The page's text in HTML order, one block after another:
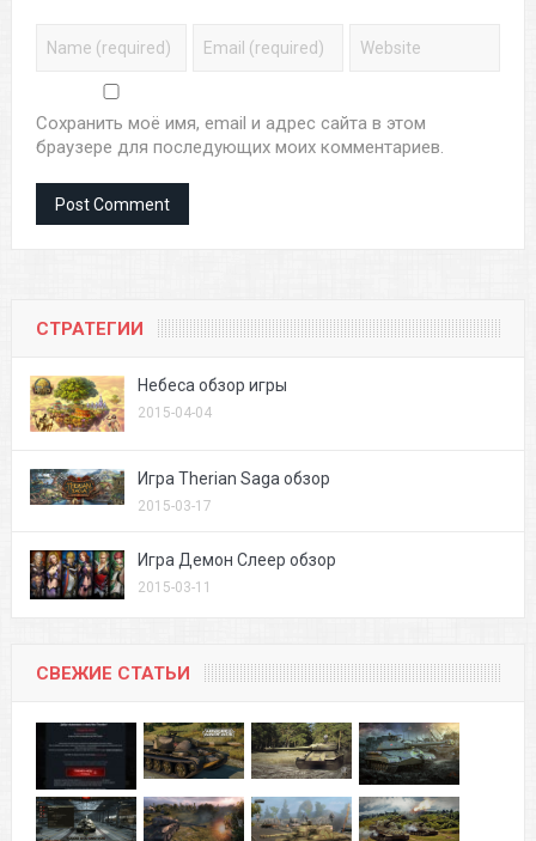
Сохранить моё имя, email и адрес сайта в этом
браузере для последующих моих комментариев.
СТРАТЕГИИ
Небеса обзор игры
2015-04-04
Игра Therian Saga обзор
2015-03-17
Игра Демон Слеер обзор
2015-03-11
СВЕЖИЕ СТАТЬИ